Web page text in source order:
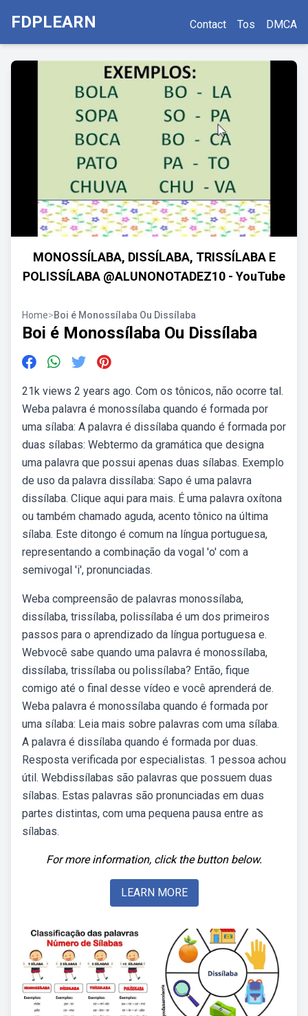
FDPLEARN Contact Tos DMCA
MONOSSÍLABA, DISSÍLABA, TRISSÍLABA E
POLISSÍLABA @ALUNONOTADEZ10 - YouTube
Home>Boi é Monossílaba Ou Dissílaba
Boi é Monossílaba Ou Dissílaba
21k views 2 years ago. Com os tônicos, não ocorre tal.
Weba palavra é monossílaba quando é formada por
uma sílaba: A palavra é dissílaba quando é formada por
duas sílabas: Webtermo da gramática que designa
uma palavra que possui apenas duas sílabas. Exemplo
de uso da palavra dissílaba: Sapo é uma palavra
dissílaba. Clique aqui para mais. É uma palavra oxítona
ou também chamado aguda, acento tônico na última
sílaba. Este ditongo é comum na língua portuguesa,
representando a combinação da vogal 'o' com a
semivogal 'i', pronunciadas.
Weba compreensão de palavras monossílaba,
dissílaba, trissílaba, polissílaba é um dos primeiros
passos para o aprendizado da língua portuguesa e.
Webvocê sabe quando uma palavra é monossílaba,
dissílaba, trissílaba ou polissílaba? Então, fique
comigo até o final desse vídeo e você aprenderá de.
Weba palavra é monossílaba quando é formada por
uma sílaba: Leia mais sobre palavras com uma sílaba.
A palavra é dissílaba quando é formada por duas.
Resposta verificada por especialistas. 1 pessoa achou
útil. Webdissílabas são palavras que possuem duas
sílabas. Estas palavras são pronunciadas em duas
partes distintas, com uma pequena pausa entre as
sílabas.
For more information, click the button below.
LEARN MORE